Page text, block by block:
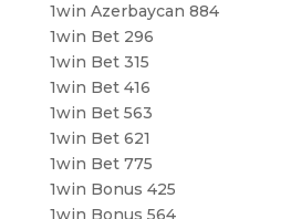
1win Azerbaycan 884
1win Bet 296
1win Bet 315
1win Bet 416
1win Bet 563
1win Bet 621
1win Bet 775
1win Bonus 425
1win Bonus 564